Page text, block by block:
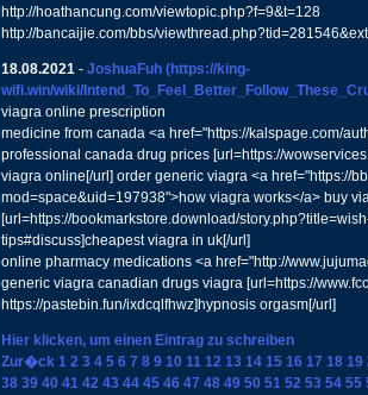
http://hoathancung.com/viewtopic.php?f=9&t=128
http://bancaijie.com/bbs/
18.08.2021- JoshuaFuh (https://king-
wifi.win/wiki/
viagra online prescription
medicine from canada <a href="https://kalspage.com/
professional canada drug prices [url=https://
viagra online[/url] order generic viagra <a href="https://
mod=space&uid=197938">how viagra works</a> buy
[url=https://bookmarkstore.download/
tips#discuss]cheapest viagra in uk[/url]
online pharmacy medications <a href="http://
generic viagra canadian drugs viagra [url=https://
https://pastebin.fun/ixdcqlfhwz]hypnosis orgasm[/url]
Hier klicken, um einen Eintrag zu schreiben
Zur�ck 1 2 3 4 5 6 7 8 9 10 11 12 13 14 15 16 17 18 19
38 39 40 41 42 43 44 45 46 47 48 49 50 51 52 53 54 55